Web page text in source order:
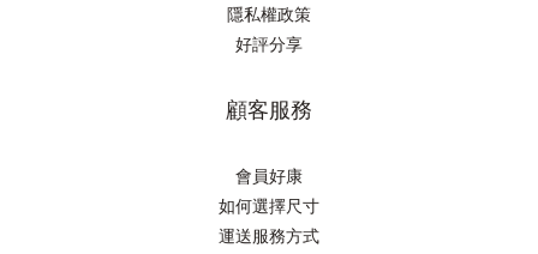
隱私權政策
好評分享
顧客服務
會員好康
如何選擇尺寸
運送服務方式